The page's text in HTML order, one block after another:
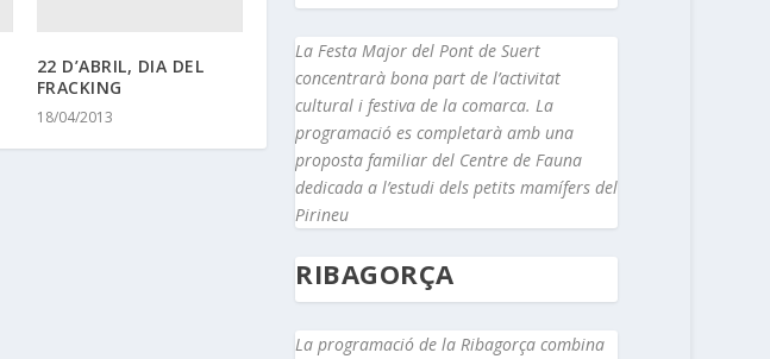
22 D’ABRIL, DIA DEL
FRACKING
18/04/2013
La Festa Major del Pont de Suert
concentrarà bona part de l’activitat
cultural i festiva de la comarca. La
programació es completarà amb una
proposta familiar del Centre de Fauna
dedicada a l’estudi dels petits mamífers del
Pirineu
RIBAGORÇA
La programació de la Ribagorça combina